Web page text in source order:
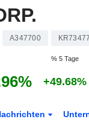
A347700
% 5 Tage
+49.68%